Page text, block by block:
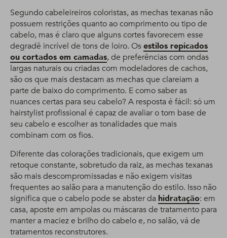
Segundo cabeleireiros coloristas, as mechas texanas não
possuem restrições quanto ao comprimento ou tipo de
cabelo, mas é claro que alguns cortes favorecem esse
degradê incrível de tons de loiro. Osestilos repicados
ou cortados em camadas, de preferências com ondas
largas naturais ou criadas com modeladores de cachos,
são os que mais destacam as mechas que clareiam a
parte de baixo do comprimento. E como saber as
nuances certas para seu cabelo? A resposta é fácil: só um
hairstylist profissional é capaz de avaliar o tom base de
seu cabelo e escolher as tonalidades que mais
combinam com os fios.
Diferente das colorações tradicionais, que exigem um
retoque constante, sobretudo da raiz, as mechas texanas
são mais descompromissadas e não exigem visitas
frequentes ao salão para a manutenção do estilo. Isso não
significa que o cabelo pode se abster da hidratação: em
casa, aposte em ampolas ou máscaras de tratamento para
manter a maciez e brilho do cabelo e, no salão, vá de
tratamentos reconstrutores.